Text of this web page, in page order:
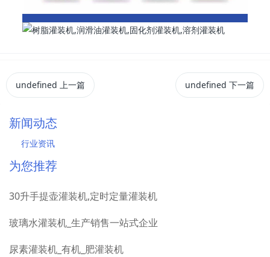
undefined 上一篇 undefined 下一篇
新闻动态
行业资讯
为您推荐
30升手提壶灌装机,定时定量灌装机
玻璃水灌装机_生产销售一站式企业
尿素灌装机_有机_肥灌装机